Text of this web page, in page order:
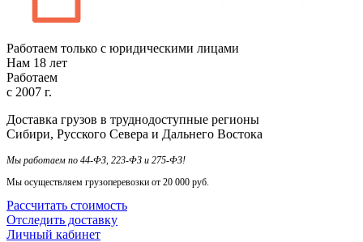
Работаем только с юридическими лицами
Нам 18 лет
Работаем
с 2007 г.
Доставка грузов в труднодоступные регионы
Сибири, Русского Севера и Дальнего Востока
Мы работаем по 44-ФЗ, 223-ФЗ и 275-ФЗ!
Мы осуществляем грузоперевозки от 20 000 руб.
Рассчитать стоимость
Отследить доставку
Личный кабинет